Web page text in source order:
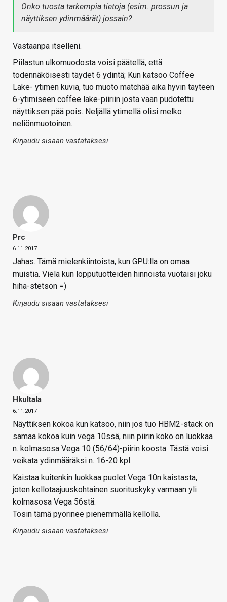
Onko tuosta tarkempia tietoja (esim. prossun ja
näyttiksen ydinmäärät) jossain?
Vastaanpa itselleni.
Piilastun ulkomuodosta voisi päätellä, että
todennäköisesti täydet 6 ydintä; Kun katsoo Coffee
Lake- ytimen kuvia, tuo muoto matchää aika hyvin täyteen
6-ytimiseen coffee lake-piiriin josta vaan pudotettu
näyttiksen pää pois. Neljällä ytimellä olisi melko
neliönmuotoinen.
Kirjaudu sisään vastataksesi
Prc
6.11.2017
Jahas. Tämä mielenkiintoista, kun GPU:lla on omaa
muistia. Vielä kun lopputuotteiden hinnoista vuotaisi joku
hiha-stetson =)
Kirjaudu sisään vastataksesi
Hkultala
6.11.2017
Näyttiksen kokoa kun katsoo, niin jos tuo HBM2-stack on
samaa kokoa kuin vega 10ssä, niin piirin koko on luokkaa
n. kolmasosa Vega 10 (56/64)-piirin koosta. Tästä voisi
veikata ydinmääräksi n. 16-20 kpl.
Kaistaa kuitenkin luokkaa puolet Vega 10n kaistasta,
joten kellotaajuuskohtainen suorituskyky varmaan yli
kolmasosa Vega 56stä.
Tosin tämä pyörinee pienemmällä kellolla.
Kirjaudu sisään vastataksesi